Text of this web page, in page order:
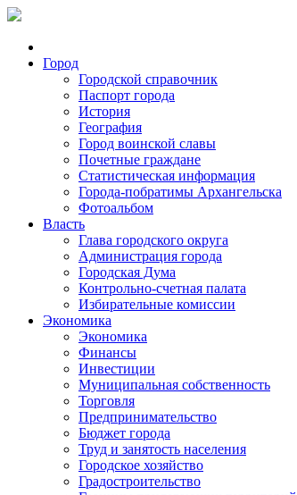
Город
Городской справочник
Паспорт города
История
География
Город воинской славы
Почетные граждане
Статистическая информация
Города-побратимы Архангельска
Фотоальбом
Власть
Глава городского округа
Администрация города
Городская Дума
Контрольно-счетная палата
Избирательные комиссии
Экономика
Экономика
Финансы
Инвестиции
Муниципальная собственность
Торговля
Предпринимательство
Бюджет города
Труд и занятость населения
Городское хозяйство
Градостроительство